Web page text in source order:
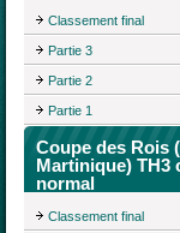
Classement final
Partie 3
Partie 2
Partie 1
Coupe des Rois
Martinique) TH3
normal
Classement final